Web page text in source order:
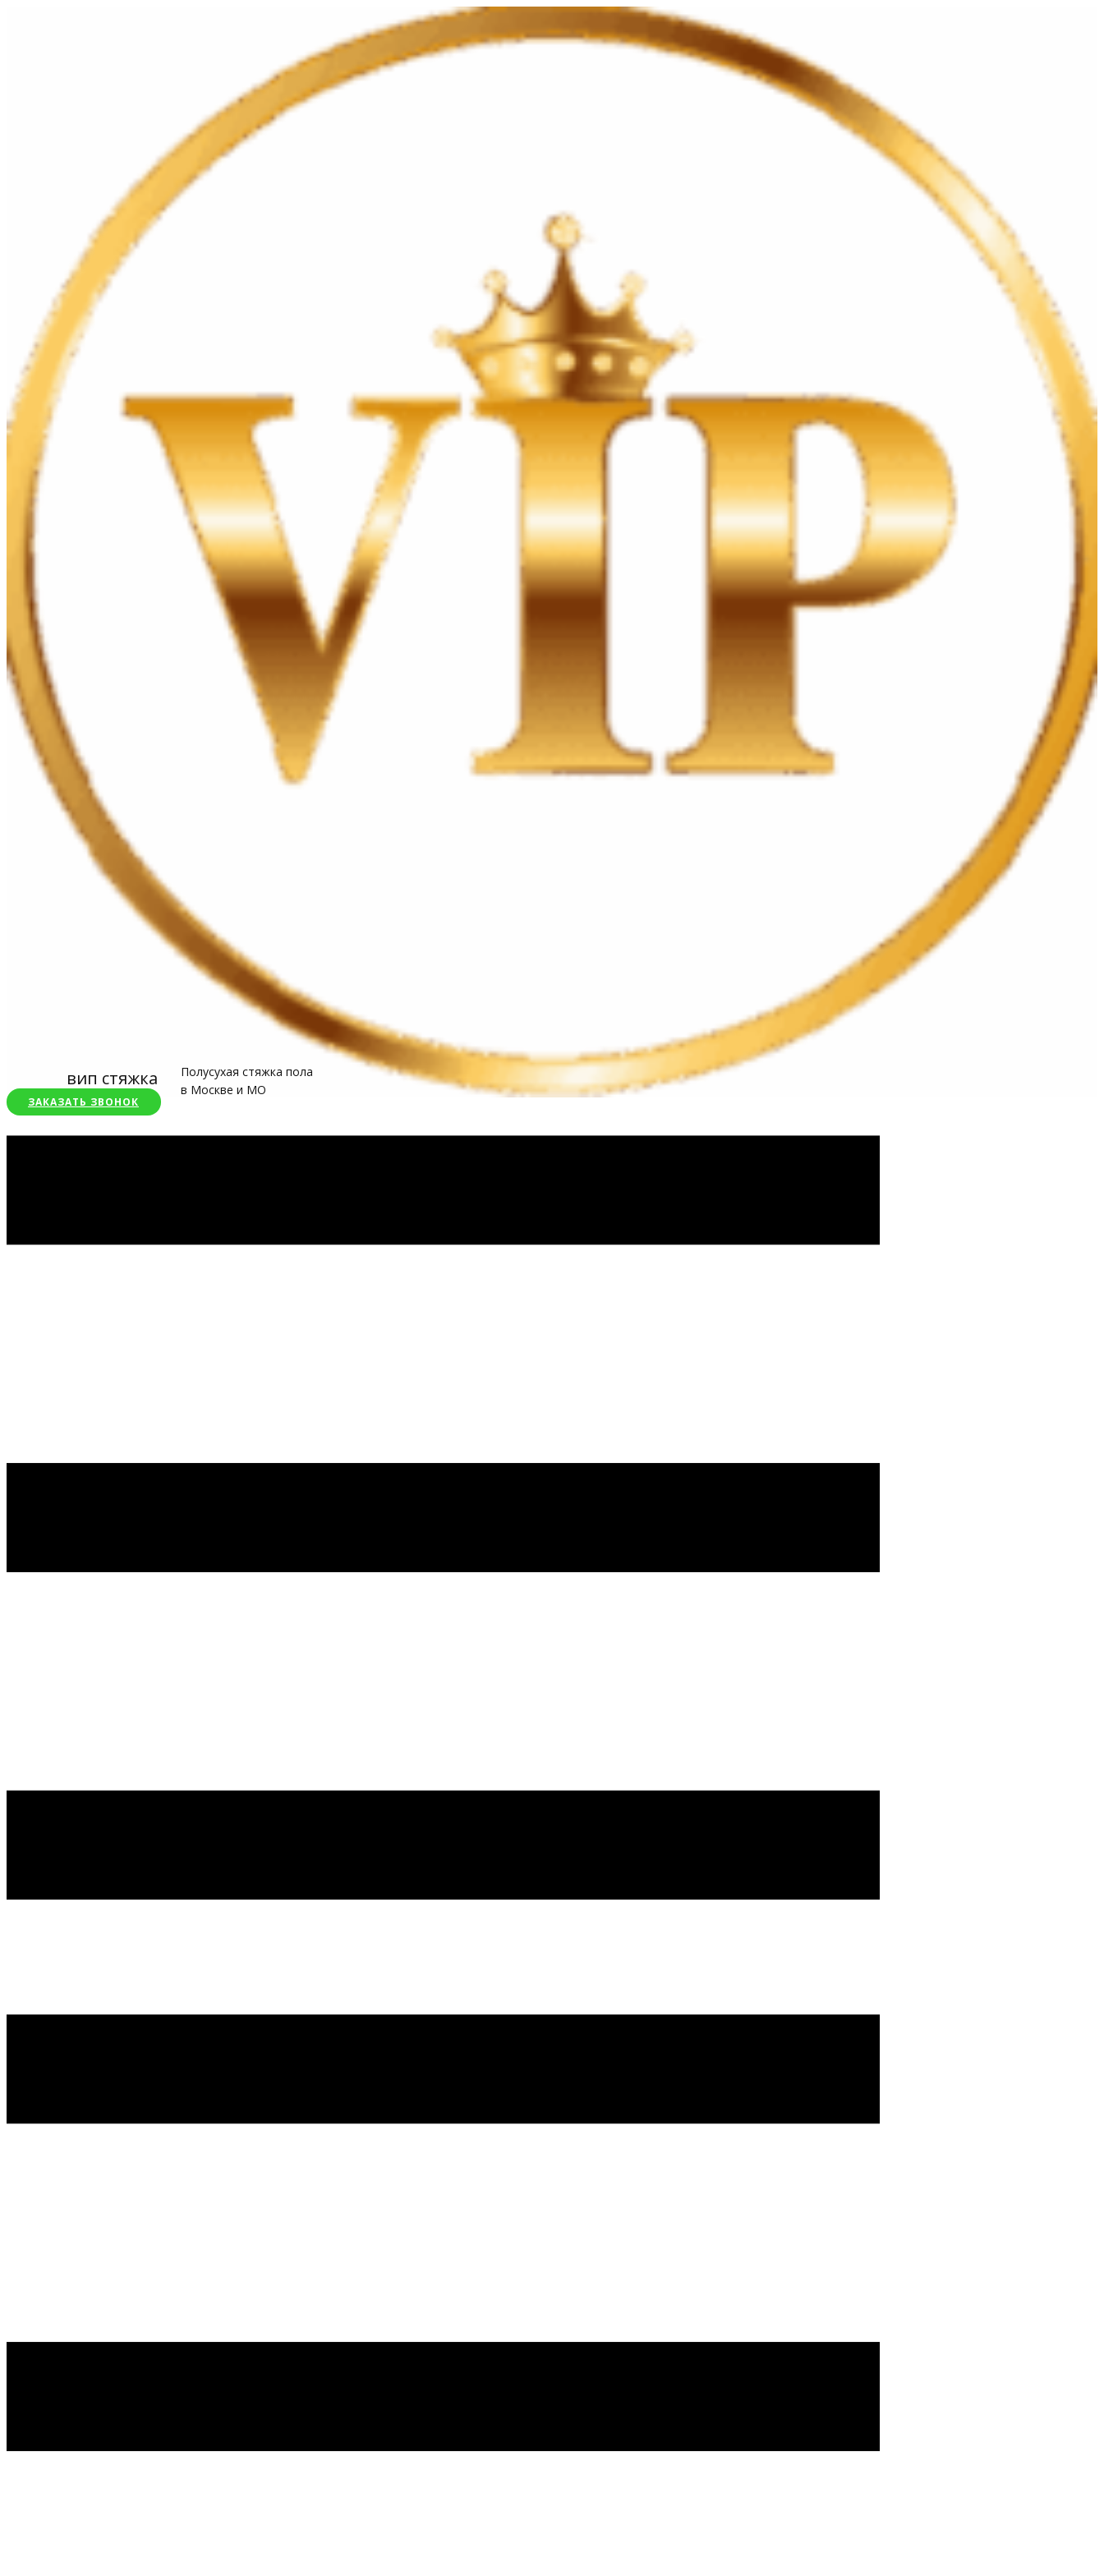
Полусухая стяжка пола
в Москве и МО
вип стяжка
ЗАКАЗАТЬ ЗВОНОК